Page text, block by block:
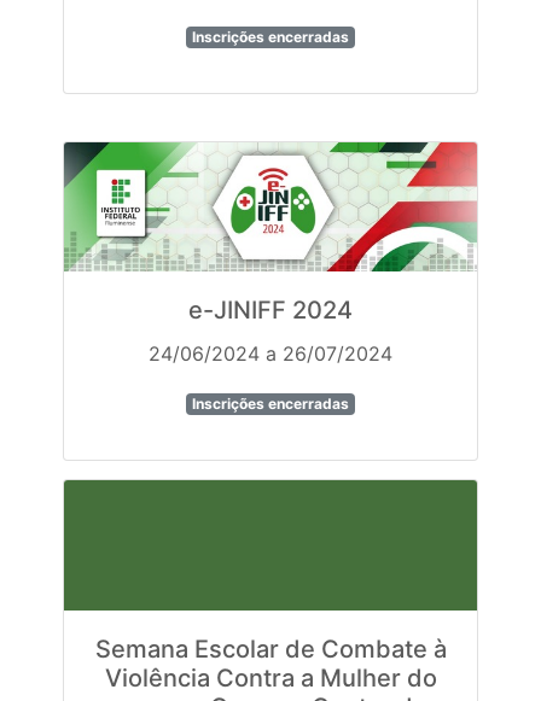
Inscrições encerradas
e-JINIFF 2024
24/06/2024 a 26/07/2024
Inscrições encerradas
Semana Escolar de Combate à
Violência Contra a Mulher do